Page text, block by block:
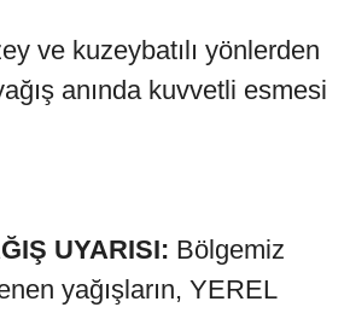
ve kuzeybatılı yönlerden
anında kuvvetli esmesi
UYARISI: Bölgemiz
yağışların, YEREL